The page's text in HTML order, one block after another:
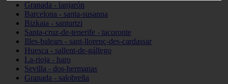
Granada - lanjarón
Barcelona - santa-susanna
Bizkaia - santurtzi
Santa-cruz-de-tenerife - tacoronte
Illes-balears - sant-llorenç-des-cardassar
Huesca - sallent-de-gállego
La-rioja - haro
Sevilla - dos-hermanas
Granada - salobreña